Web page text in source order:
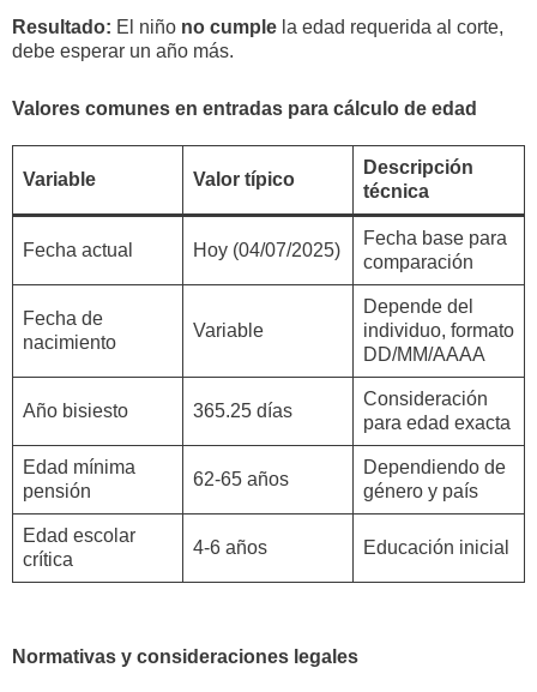
Resultado: El niño no cumple la edad requerida al corte,
debe esperar un año más.
Valores comunes en entradas para cálculo de edad
Variable Valor típico
Descripción
técnica
Fecha actual Hoy (04/07/2025)
Fecha base para
comparación
Fecha de
nacimiento
Variable
Depende del
individuo, formato
DD/MM/AAAA
Año bisiesto 365.25 días
Consideración
para edad exacta
Edad mínima
pensión
62-65 años
Dependiendo de
género y país
Edad escolar
crítica
4-6 años Educación inicial
Normativas y consideraciones legales